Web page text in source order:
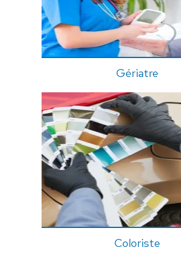
Gériatre
Coloriste